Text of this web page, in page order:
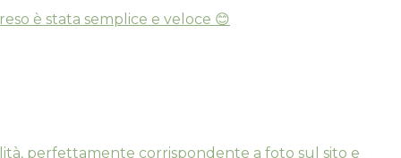
è stata semplice e veloce 😊
perfettamente corrispondente a foto sul sito e